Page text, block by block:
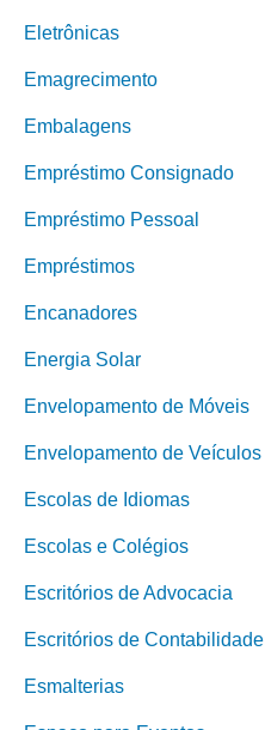
Eletrônicas
Emagrecimento
Embalagens
Empréstimo Consignado
Empréstimo Pessoal
Empréstimos
Encanadores
Energia Solar
Envelopamento de Móveis
Envelopamento de Veículos
Escolas de Idiomas
Escolas e Colégios
Escritórios de Advocacia
Escritórios de Contabilidade
Esmalterias